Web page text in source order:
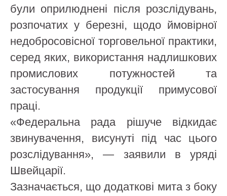
були оприлюднені після розслідувань,
розпочатих у березні, щодо ймовірної
недобросовісної торговельної практики,
серед яких, використання надлишкових
промислових потужностей та
застосування продукції примусової
праці.
«Федеральна рада рішуче відкидає
звинувачення, висунуті під час цього
розслідування», — заявили в уряді
Швейцарії.
Зазначається, що додаткові мита з боку